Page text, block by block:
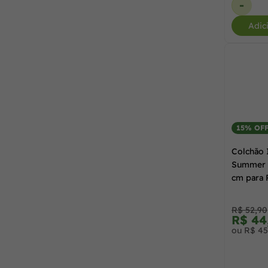
-
15% OFF
Colchão
Summer
cm para
R$ 52,90
R$
ou R$